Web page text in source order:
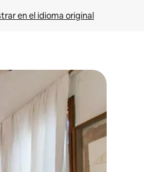
en el idioma original